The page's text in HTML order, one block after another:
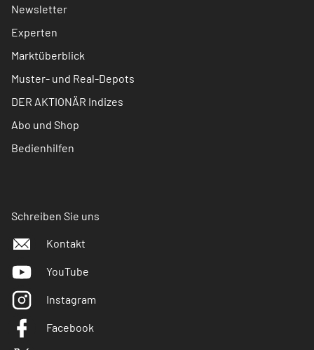
Newsletter
Experten
Marktüberblick
Muster- und Real-Depots
DER AKTIONÄR Indizes
Abo und Shop
Bedienhilfen
Schreiben Sie uns
Kontakt
YouTube
Instagram
Facebook